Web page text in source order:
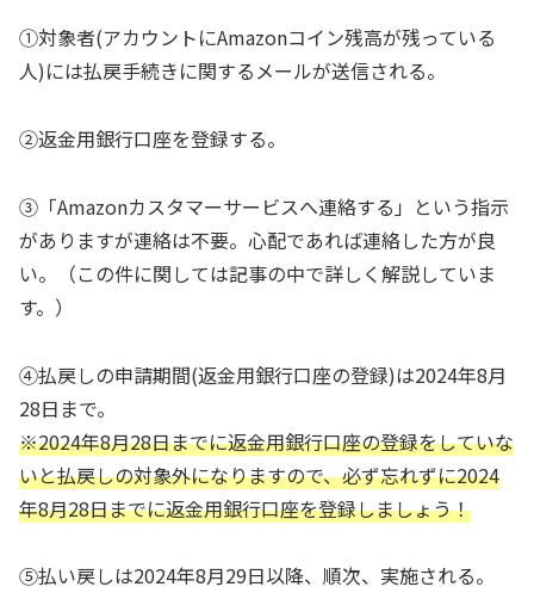
①対象者(アカウントにAmazonコイン残高が残っている
人)には払戻手続きに関するメールが送信される。
②返金用銀行口座を登録する。
③「Amazonカスタマーサービスへ連絡する」という指示
がありますが連絡は不要。心配であれば連絡した方が良
い。（この件に関しては記事の中で詳しく解説していま
す。）
④払戻しの申請期間(返金用銀行口座の登録)は2024年8月
28日まで。
※2024年8月28日までに返金用銀行口座の登録をしていな
いと払戻しの対象外になりますので、必ず忘れずに2024
年8月28日までに返金用銀行口座を登録しましょう！
⑤払い戻しは2024年8月29日以降、順次、実施される。